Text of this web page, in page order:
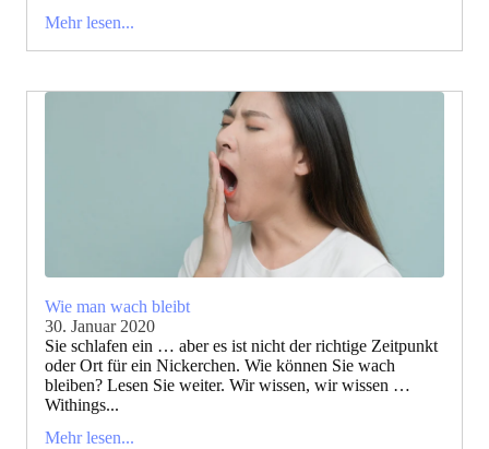
Mehr lesen...
Wie man wach bleibt
30. Januar 2020
Sie schlafen ein … aber es ist nicht der richtige Zeitpunkt
oder Ort für ein Nickerchen. Wie können Sie wach
bleiben? Lesen Sie weiter. Wir wissen, wir wissen …
Withings...
Mehr lesen...